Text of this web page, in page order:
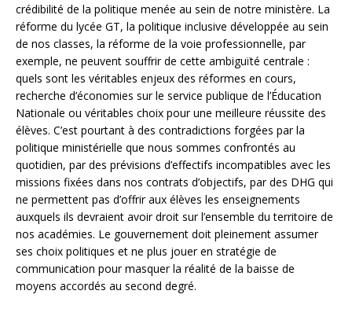
crédibilité de la politique menée au sein de notre ministère. La
réforme du lycée GT, la politique inclusive développée au sein
de nos classes, la réforme de la voie professionnelle, par
exemple, ne peuvent souffrir de cette ambiguïté centrale :
quels sont les véritables enjeux des réformes en cours,
recherche d’économies sur le service publique de l’Éducation
Nationale ou véritables choix pour une meilleure réussite des
élèves. C’est pourtant à des contradictions forgées par la
politique ministérielle que nous sommes confrontés au
quotidien, par des prévisions d’effectifs incompatibles avec les
missions fixées dans nos contrats d’objectifs, par des DHG qui
ne permettent pas d’offrir aux élèves les enseignements
auxquels ils devraient avoir droit sur l’ensemble du territoire de
nos académies. Le gouvernement doit pleinement assumer
ses choix politiques et ne plus jouer en stratégie de
communication pour masquer la réalité de la baisse de
moyens accordés au second degré.